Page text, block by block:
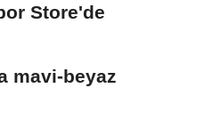
Store'de
mavi-beyaz